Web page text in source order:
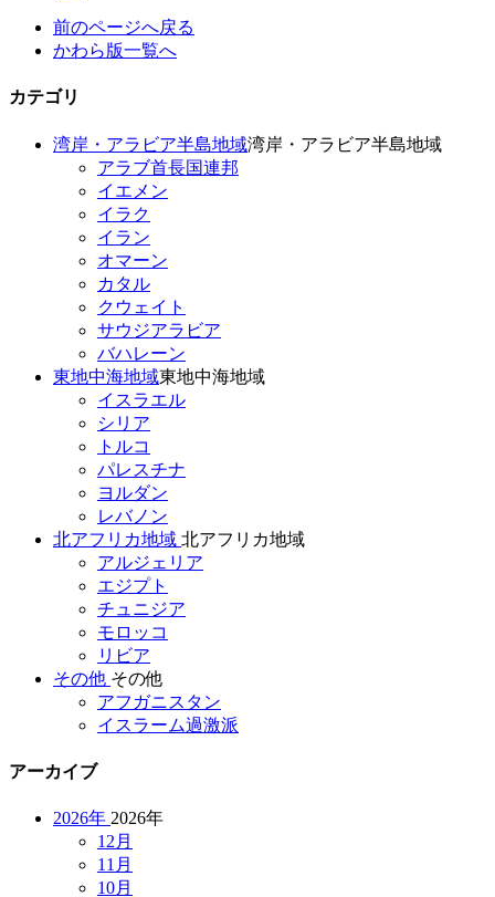
前のページへ戻る
かわら版一覧へ
カテゴリ
湾岸・アラビア半島地域湾岸・アラビア半島地域
アラブ首長国連邦
イエメン
イラク
イラン
オマーン
カタル
クウェイト
サウジアラビア
バハレーン
東地中海地域東地中海地域
イスラエル
シリア
トルコ
パレスチナ
ヨルダン
レバノン
北アフリカ地域 北アフリカ地域
アルジェリア
エジプト
チュニジア
モロッコ
リビア
その他 その他
アフガニスタン
イスラーム過激派
アーカイブ
2026年 2026年
12月
11月
10月